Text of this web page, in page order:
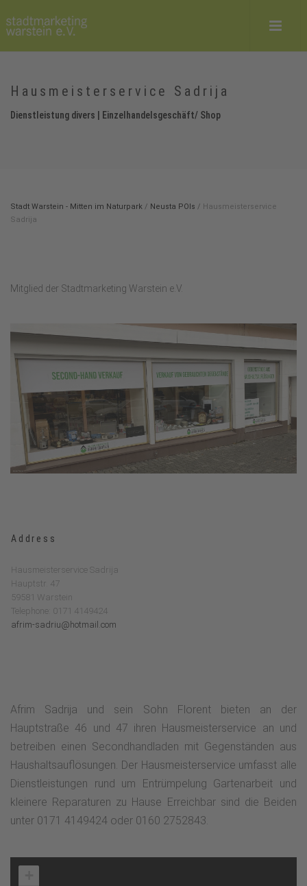
Hausmeisterservice Sadrija
Dienstleistung divers | Einzelhandelsgeschäft/ Shop
Stadt Warstein - Mitten im Naturpark / Neusta POIs / Hausmeisterservice
Sadrija
Mitglied der Stadtmarketing Warstein e.V.
Address
Hausmeisterservice Sadrija
Hauptstr. 47
59581 Warstein
Telephone: 0171 4149424
afrim-sadriu@hotmail.com
Afrim Sadrija und sein Sohn Florent bieten an der
Hauptstraße 46 und 47 ihren Hausmeisterservice an und
betreiben einen Secondhandladen mit Gegenständen aus
Haushaltsauflösungen. Der Hausmeisterservice umfasst alle
Dienstleistungen rund um Entrümpelung Gartenarbeit und
kleinere Reparaturen zu Hause Erreichbar sind die Beiden
unter 0171 4149424 oder 0160 2752843.